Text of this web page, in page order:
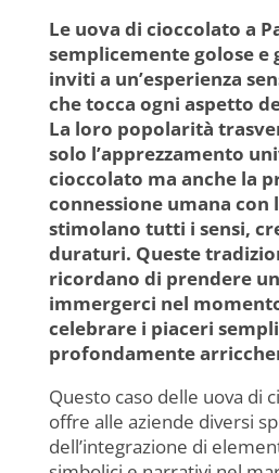
Le uova di cioccolato a
semplicemente golose
inviti a un’esperienza
che tocca ogni aspetto
La loro popolarità
solo l’apprezzamento
cioccolato ma anche la
connessione umana con
stimolano tutti i sensi,
duraturi. Queste
ricordano di prendere
immergerci nel
celebrare i piaceri
profondamente
Questo caso delle uova di
offre alle aziende diversi
dell’integrazione di